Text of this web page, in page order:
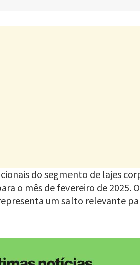
do segmento de lajes
o mês de fevereiro de
um salto relevante